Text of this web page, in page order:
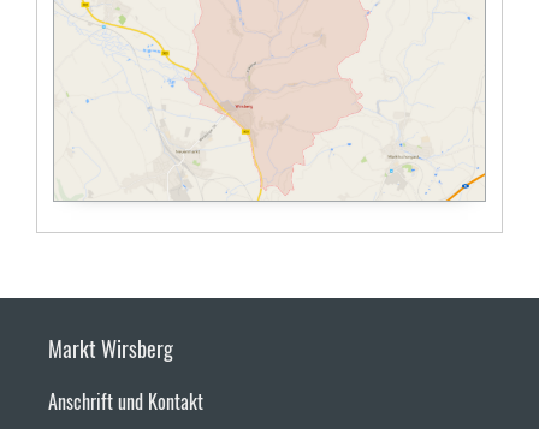
Markt Wirsberg
Anschrift und Kontakt